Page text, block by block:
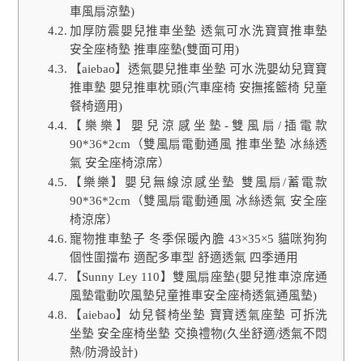
車風扇涼墊)
加厚防震嬰兒推車坐墊 透氣可水洗寶寶推車墊
安全座椅墊 推車座墊(雙面可用)
【aiebao】透氣嬰兒推車坐墊 可水洗嬰幼兒寶寶
推車墊 嬰兒推車枕頭(汽車座椅 安撫搖籃椅 兒童
餐椅適用)
【樂樂】嬰兒涼感坐墊-雙風扇/插電款
90*36*2cm（雙風扇電動通風 推車坐墊 冰絲透
氣 安全座椅涼席）
【樂樂】嬰兒無線涼感坐墊 雙風扇/蓄電款
90*36*2cm（雙風扇電動通風 冰絲透氣 安全座
椅涼席）
寵物推車墊子 冬季保暖內膽 43×35×5 貓咪狗狗
個性圍擋布 適配多車型 舒適透氣 四季通用
【Sunny Ley 110】雙風扇座墊(嬰兒推車涼席通
風墊電動吹風墊兒童推車安全座椅透氣通風墊)
【aiebao】幼兒餐椅坐墊 寶寶透氣座墊 可拆洗
坐墊 安全座椅坐墊 交換禮物(久坐舒適/透氣不悶
熱/防滑設計)